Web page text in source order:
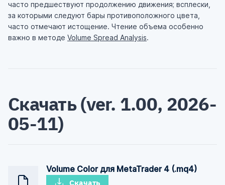
часто предшествуют продолжению движения; всплески,
за которыми следуют бары противоположного цвета,
часто отмечают истощение. Чтение объема особенно
важно в методе Volume Spread Analysis.
Скачать (ver. 1.00, 2026-
05-11)
Volume Color для MetaTrader 4 (.mq4)
Скачать